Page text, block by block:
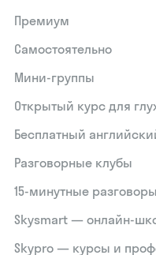
Премиум
Самостоятельно
Мини-группы
Открытый курс для
Бесплатный
Разговорные клубы
15‑минутные
Skysmart — онлайн-
Skypro — курсы и